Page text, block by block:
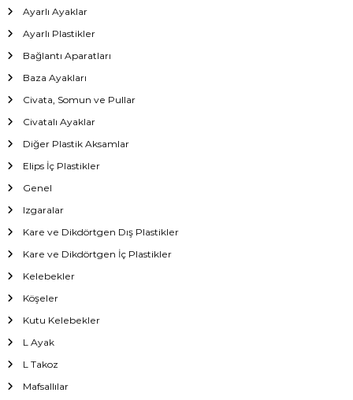
Ayarlı Ayaklar
Ayarlı Plastikler
Bağlantı Aparatları
Baza Ayakları
Civata, Somun ve Pullar
Civatalı Ayaklar
Diğer Plastik Aksamlar
Elips İç Plastikler
Genel
Izgaralar
Kare ve Dikdörtgen Dış Plastikler
Kare ve Dikdörtgen İç Plastikler
Kelebekler
Köşeler
Kutu Kelebekler
L Ayak
L Takoz
Mafsallılar